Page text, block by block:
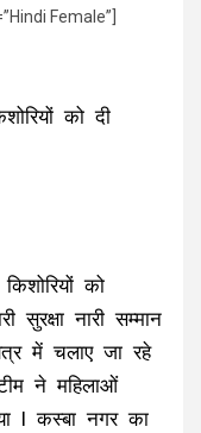
Female”]
को दी
को
नारी सम्मान
में चलाए जा रहे
ने महिलाओं
l कस्बा नगर का